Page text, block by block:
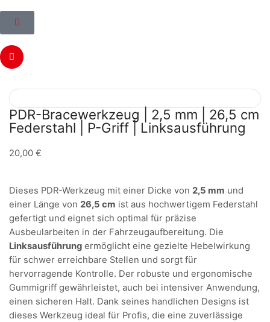
PDR-Bracewerkzeug | 2,5 mm | 26,5 cm
Federstahl | P-Griff | Linksausführung
20,00 €
Dieses PDR-Werkzeug mit einer Dicke von 2,5 mm und
einer Länge von 26,5 cm ist aus hochwertigem Federstahl
gefertigt und eignet sich optimal für präzise
Ausbeularbeiten in der Fahrzeugaufbereitung. Die
Linksausführung ermöglicht eine gezielte Hebelwirkung
für schwer erreichbare Stellen und sorgt für
hervorragende Kontrolle. Der robuste und ergonomische
Gummigriff gewährleistet, auch bei intensiver Anwendung,
einen sicheren Halt. Dank seines handlichen Designs ist
dieses Werkzeug ideal für Profis, die eine zuverlässige